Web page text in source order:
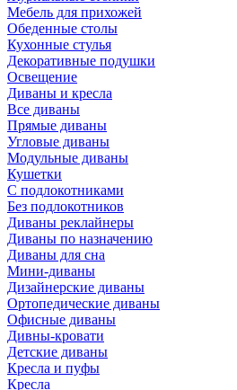
Мебель для прихожей
Обеденные столы
Кухонные стулья
Декоративные подушки
Освещение
Диваны и кресла
Все диваны
Прямые диваны
Угловые диваны
Модульные диваны
Кушетки
С подлокотниками
Без подлокотников
Диваны реклайнеры
Диваны по назначению
Диваны для сна
Мини-диваны
Дизайнерские диваны
Ортопедические диваны
Офисные диваны
Дивны-кровати
Детские диваны
Кресла и пуфы
Кресла